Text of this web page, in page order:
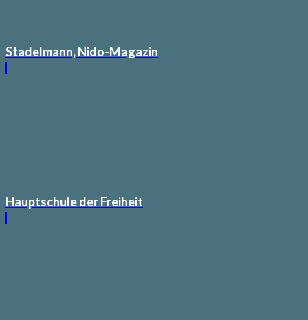
Stadelmann, Nido-Magazin
Hauptschule der Freiheit